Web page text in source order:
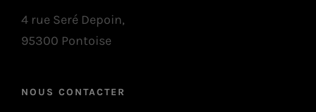
4 rue Seré Depoin,
95300 Pontoise
NOUS CONTACTER